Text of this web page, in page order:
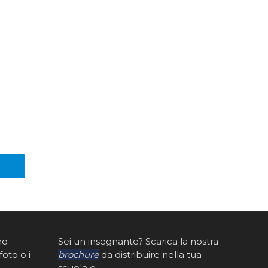
o i
Sei un insegnante? Scarica la nostra
brochureda distribuire nella tua